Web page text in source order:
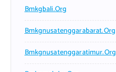
Bmkgbali.org
Bmkgnusatenggarabarat.org
Bmkgnusatenggaratimur.org